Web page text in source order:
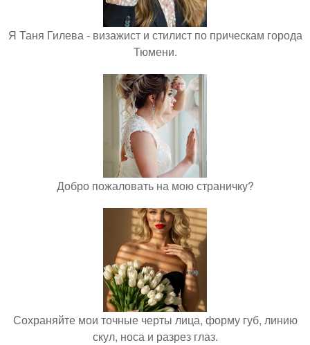
Я Таня Гилева - визажист и стилист по прическам города
Тюмени.
Добро пожаловать на мою страничку?
Сохраняйте мои точные черты лица, форму губ, линию
скул, носа и разрез глаз.